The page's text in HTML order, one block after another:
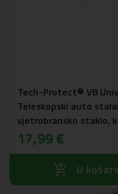
Tech-Protect® V8
Teleskopski auto
vjetrobransko staklo,
ploču i ventilaciju
17,99 €
U